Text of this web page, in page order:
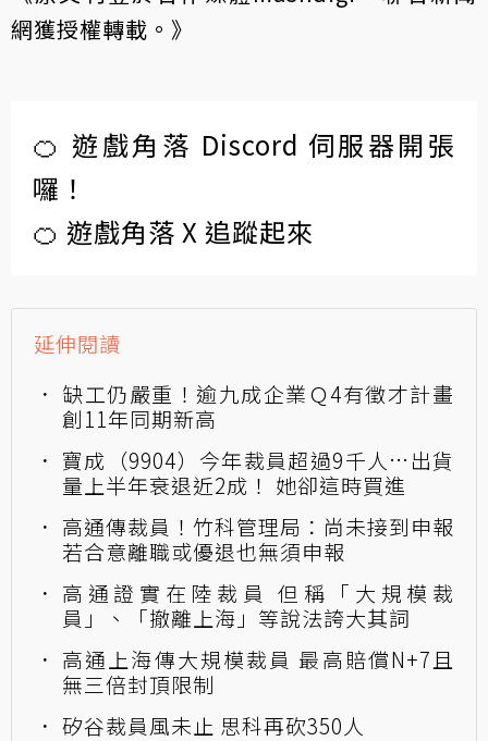
網獲授權轉載。》
🍊 遊戲角落 Discord 伺服器開張
囉！
🍊 遊戲角落 X 追蹤起來
延伸閱讀
缺工仍嚴重！逾九成企業Ｑ4有徵才計畫
創11年同期新高
寶成（9904）今年裁員超過9千人…出貨
量上半年衰退近2成！ 她卻這時買進
高通傳裁員！竹科管理局：尚未接到申報
若合意離職或優退也無須申報
高通證實在陸裁員 但稱「大規模裁
員」、「撤離上海」等說法誇大其詞
高通上海傳大規模裁員 最高賠償N+7且
無三倍封頂限制
矽谷裁員風未止 思科再砍350人